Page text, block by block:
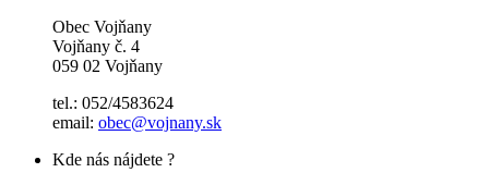
Obec Vojňany
Vojňany č. 4
059 02 Vojňany
tel.: 052/4583624
email: obec@vojnany.sk
Kde nás nájdete ?